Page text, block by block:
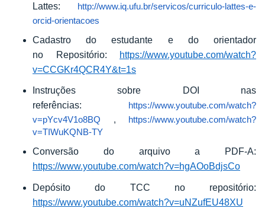
Lattes: http://www.iq.ufu.br/servicos/curriculo-lattes-e-
orcid-orientacoes
Cadastro do estudante e do orientador
no Repositório:
https://www.youtube.com/watch?
v=CCGKr4QCR4Y&t=1s
Instruções sobre DOI nas
referências: https://www.youtube.com/watch?
v=pYcv4V1o8BQ , https://www.youtube.com/watch?
v=TIWuKQNB-TY
Conversão do arquivo a PDF-A:
https://www.youtube.com/watch?v=hgAOoBdjsCo
Depósito do TCC no repositório:
https://www.youtube.com/watch?v=uNZufEU48XU